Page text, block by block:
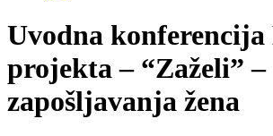
Uvodna konferencija
projekta – “Zaželi”
zapošljavanja žena